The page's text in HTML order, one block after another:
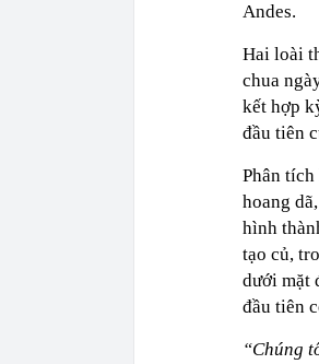
Andes.
Hai loài
chua
kết hợp
đầu tiên
Phân
hoang
hình
tạo củ,
dưới mặt
đầu tiên
“Chúng